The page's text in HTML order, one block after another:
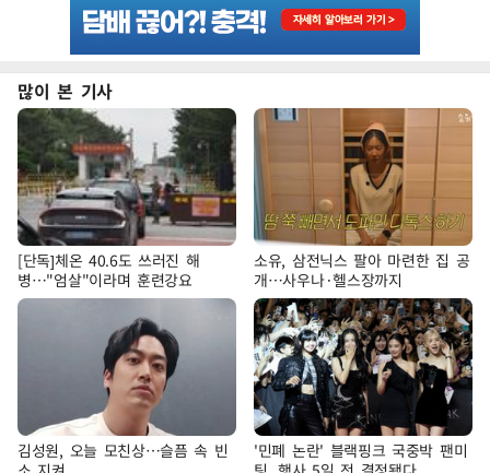
많이 본 기사
[단독]체온 40.6도 쓰러진 해
병…"엄살"이라며 훈련강요
소유, 삼전닉스 팔아 마련한 집 공
개…사우나·헬스장까지
김성원, 오늘 모친상…슬픔 속 빈
'민폐 논란' 블랙핑크 국중박 팬미